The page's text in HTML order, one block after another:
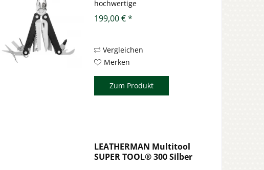
hochwertige
Für die Hauptklinge wird der
sind aus harteloxiertem...
199,00 € *
Vergleichen
Merken
Zum Produkt
LEATHERMAN Multitool
SUPER TOOL® 300 Silber